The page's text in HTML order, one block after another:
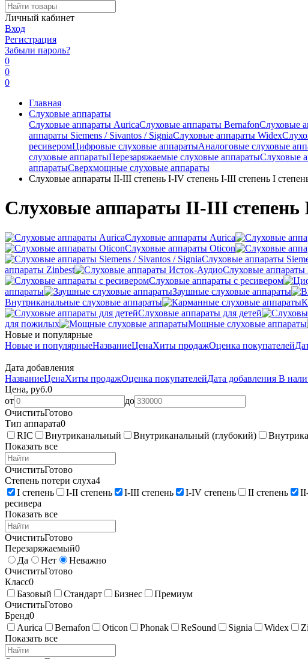
Личный кабинет
Вход
Регистрация
Забыли пароль?
0
0
0
Главная
Слуховые аппараты
Слуховые аппараты AuricaСлуховые аппараты BernafonСлуховые
аппараты Siemens / Sivantos / SigniaСлуховые аппараты Widex
ресиверомЦифровые слуховые аппаратыАналоговые слуховые
слуховые аппаратыПерезаряжаемые слуховые аппаратыСлуховые
аппаратыСверхмощные слуховые аппараты
Слуховые аппараты II-III степень I-IV степень I-III степень I
Слуховые аппараты II-III степень
Слуховые аппараты Aurica
Слуховые аппараты Oticon
Слуховые аппараты
аппараты Zinbest
Слуховые
Слуховые аппараты с ресивером
аппараты
Заушные слуховые аппараты
Внутриканальные слуховые аппараты
Слуховые аппараты для детей
для пожилых
Мощные слуховые аппараты
Новые и популярные
Новые и популярныеНазваниеЦенаХиты продажОценка покупателей
Дата добавления
НазваниеЦенаХиты продажОценка покупателейДата добавления В
Цена, руб.0
от
до
ОчиститьГотово
Тип аппарата0
RIC
Внутриканальный Внутриканальный (глубокий)
Показать все
ОчиститьГотово
Степень потери слуха4
I степень
I-II степень I-III степень I-IV степень II степень
ресивера
Показать все
ОчиститьГотово
Перезаряжаемый0
Да
Нет
Неважно
ОчиститьГотово
Класс0
Базовый
Стандарт Бизнес
Премиум
ОчиститьГотово
Бренд0
Aurica
Bernafon Oticon Phonak ReSound Signia Widex
Показать все